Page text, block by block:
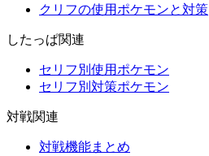
クリフの使用ポケモンと対策
したっぱ関連
セリフ別使用ポケモン
セリフ別対策ポケモン
対戦関連
対戦機能まとめ